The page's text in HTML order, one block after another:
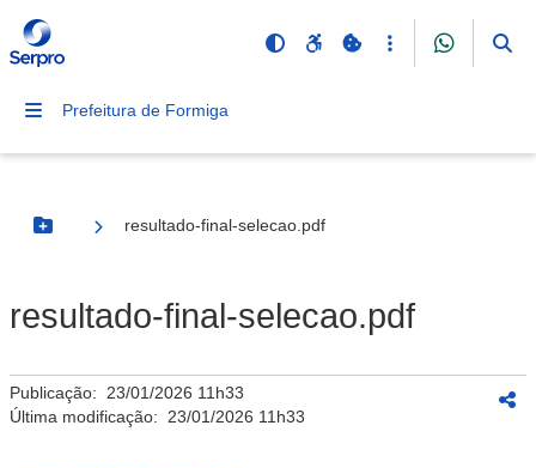
Prefeitura de Formiga
Botão Menu
resultado-final-selecao.pdf
resultado-final-selecao.pdf
Publicação: 23/01/2026 11h33
Última modificação: 23/01/2026 11h33